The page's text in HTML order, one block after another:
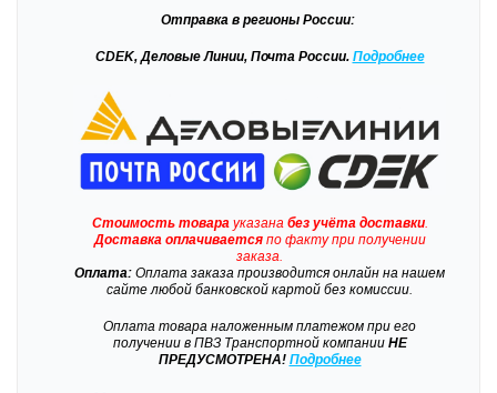
Отправка в регионы России:
CDEK, Деловые Линии, Почта России. Подробнее
Стоимость товарауказана без учёта доставки.
Доставкаоплачиваетсяпо факту при получении
заказа.
Оплата: Оплата заказа производится онлайн на нашем
сайте любой банковской картой без комиссии.
Оплата товара наложенным платежом при его
получении в ПВЗ Транспортной компанииНЕ
ПРЕДУСМОТРЕНА! Подробнее